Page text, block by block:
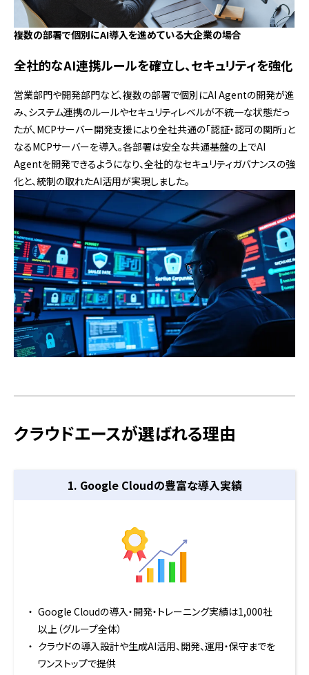
複数の部署で個別にAI導入を進めている大企業の場合
全社的なAI連携ルールを確立し、セキュリティを強化
営業部門や開発部門など、複数の部署で個別にAI Agentの開発が進
み、システム連携のルールやセキュリティレベルが不統一な状態だっ
たが、MCPサーバー開発支援により全社共通の「認証・認可の関所」と
なるMCPサーバーを導入。各部署は安全な共通基盤の上でAI
Agentを開発できるようになり、全社的なセキュリティガバナンスの強
化と、統制の取れたAI活用が実現しました。
クラウドエースが選ばれる理由
1. Google Cloudの豊富な導入実績
Google Cloudの導入・開発・トレーニング実績は1,000社
以上（グループ全体）
クラウドの導入設計や生成AI活用、開発、運用・保守までを
ワンストップで提供